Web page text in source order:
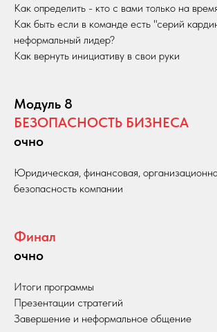
Как определить - кто с вами только на
Как быть если в команде есть "серий
неформальный лидер?
Как вернуть инициативу в свои руки
Модуль 8
БЕЗОПАСНОСТЬ БИЗНЕСА
очно
Юридическая, финансовая,
безопасность компании
Финал
очно
Итоги программы
Презентации стратегий
Завершение и неформальное общение